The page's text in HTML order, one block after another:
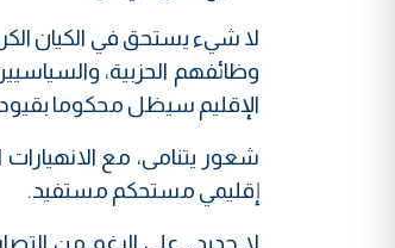
لا شيء يستحق في الكيان
وظائفهم الحزبية،
الإقليم سيظل محكوما بقيود
شعور يتنامى، مع الانهيارات
إقليمي مستحكم مستفيد.
لا جديد.. على الرغم من